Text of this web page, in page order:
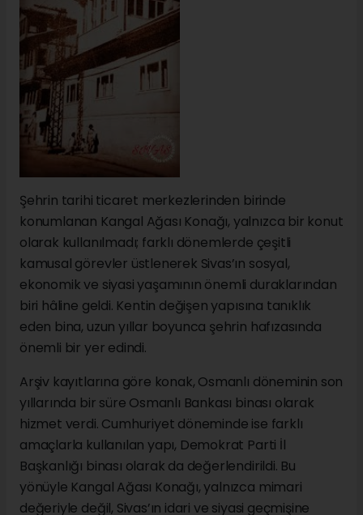
Şehrin tarihi ticaret merkezlerinden birinde
konumlanan Kangal Ağası Konağı, yalnızca bir konut
olarak kullanılmadı; farklı dönemlerde çeşitli
kamusal görevler üstlenerek Sivas’ın sosyal,
ekonomik ve siyasi yaşamının önemli duraklarından
biri hâline geldi. Kentin değişen yapısına tanıklık
eden bina, uzun yıllar boyunca şehrin hafızasında
önemli bir yer edindi.
Arşiv kayıtlarına göre konak, Osmanlı döneminin son
yıllarında bir süre Osmanlı Bankası binası olarak
hizmet verdi. Cumhuriyet döneminde ise farklı
amaçlarla kullanılan yapı, Demokrat Parti İl
Başkanlığı binası olarak da değerlendirildi. Bu
yönüyle Kangal Ağası Konağı, yalnızca mimari
değeriyle değil, Sivas’ın idari ve siyasi geçmişine